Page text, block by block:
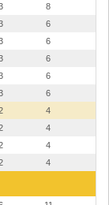
8
6
6
6
6
6
4
4
4
4